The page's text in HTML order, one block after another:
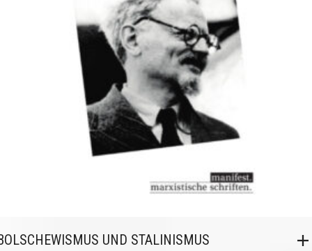
UND STALINISMUS